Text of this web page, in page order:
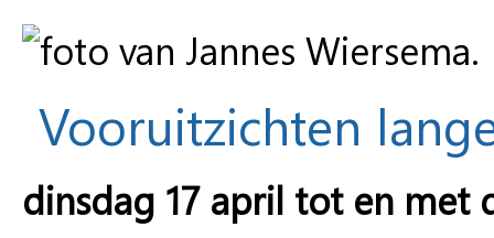
Vooruitzichten
dinsdag 17 april tot en met